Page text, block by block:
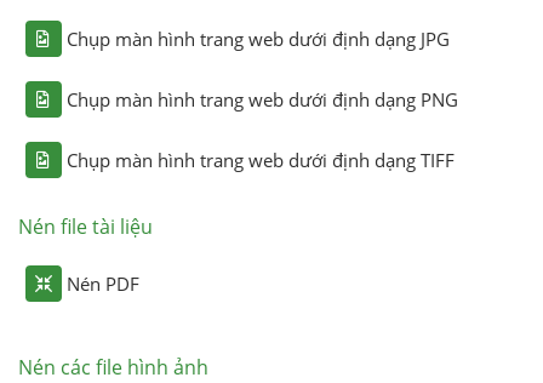
Chụp màn hình trang web dưới định dạng JPG
Chụp màn hình trang web dưới định dạng PNG
Chụp màn hình trang web dưới định dạng TIFF
Nén file tài liệu
Nén PDF
Nén các file hình ảnh